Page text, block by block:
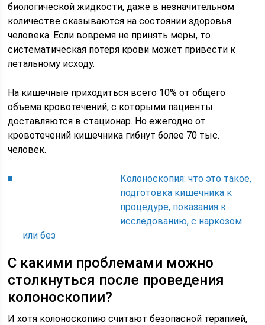
биологической жидкости, даже в незначительном
количестве сказываются на состоянии здоровья
человека. Если вовремя не принять меры, то
систематическая потеря крови может привести к
летальному исходу.
На кишечные приходиться всего 10% от общего
объема кровотечений, с которыми пациенты
доставляются в стационар. Но ежегодно от
кровотечений кишечника гибнут более 70 тыс.
человек.
Колоноскопия: что это такое,
подготовка кишечника к
процедуре, показания к
исследованию, с наркозом
или без
С какими проблемами можно
столкнуться после проведения
колоноскопии?
И хотя колоноскопию считают безопасной терапией,